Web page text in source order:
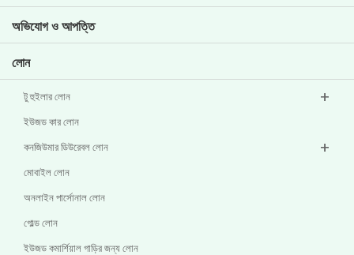
বিনিয়োগকারীর তথ্য
অন্যান্য ডিসক্লোজার
অভিযোগ ও আপত্তি
লোন
টু হুইলার লোন
ইউজড কার লোন
কনজিউমার ডিউরেবল লোন
মোবাইল লোন
অনলাইন পার্সোনাল লোন
গোল্ড লোন
ইউজড কমার্শিয়াল গাড়ির জন্য লোন